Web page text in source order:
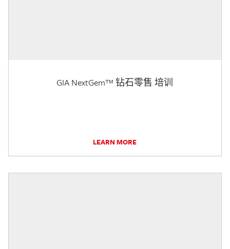
GIA NextGem™ 钻石零售 培训
LEARN MORE